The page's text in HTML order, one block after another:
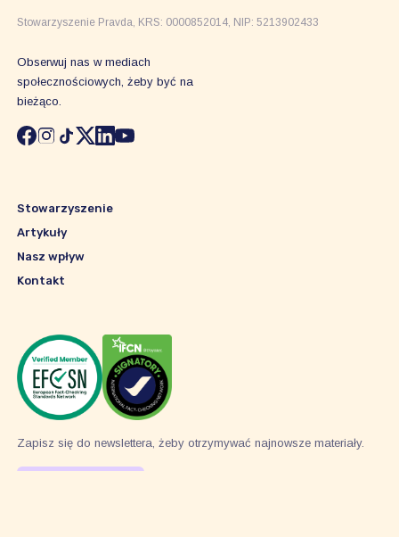
Stowarzyszenie Pravda, KRS: 0000852014, NIP: 5213902433
Obserwuj nas w mediach
społecznościowych, żeby być na
bieżąco.
Stowarzyszenie
Artykuły
Nasz wpływ
Kontakt
Zapisz się do newslettera, żeby otrzymywać najnowsze materiały.